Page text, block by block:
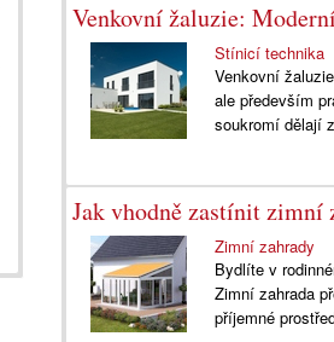
Venkovní žaluzie:
Stínicí technika
Venkovní
ale především
soukromí dělají
Jak vhodně zastínit zimní
Zimní zahrady
Bydlíte v
Zimní zahrada
příjemné